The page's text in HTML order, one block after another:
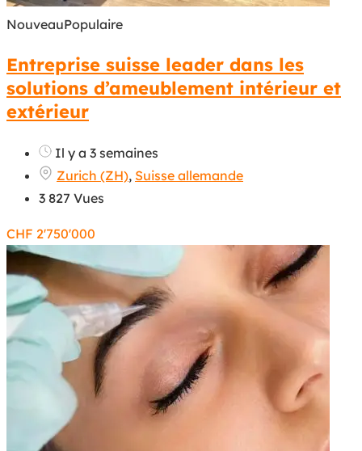
NouveauPopulaire
Entreprise suisse leader dans les
solutions d’ameublement intérieur et
extérieur
Il y a 3 semaines
Zurich (ZH), Suisse allemande
3 827 Vues
CHF 2'750'000